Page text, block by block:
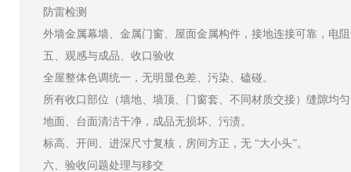
防雷检测
外墙金属幕墙、金属门窗、屋面金属构件，接地连接可靠，电
五、观感与成品、收口验收
全屋整体色调统一，无明显色差、污染、磕碰。
所有收口部位（墙地、墙顶、门窗套、不同材质交接）缝隙均
地面、台面清洁干净，成品无损坏、污渍。
标高、开间、进深尺寸复核，房间方正，无 “大小头”。
六、验收问题处理与移交